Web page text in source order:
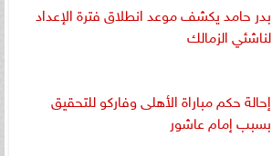
بدر حامد يكشف موعد انطلاق فترة الإعداد
لناشئي الزمالك
إحالة حكم مباراة الأهلى وفاركو للتحقيق
بسبب إمام عاشور